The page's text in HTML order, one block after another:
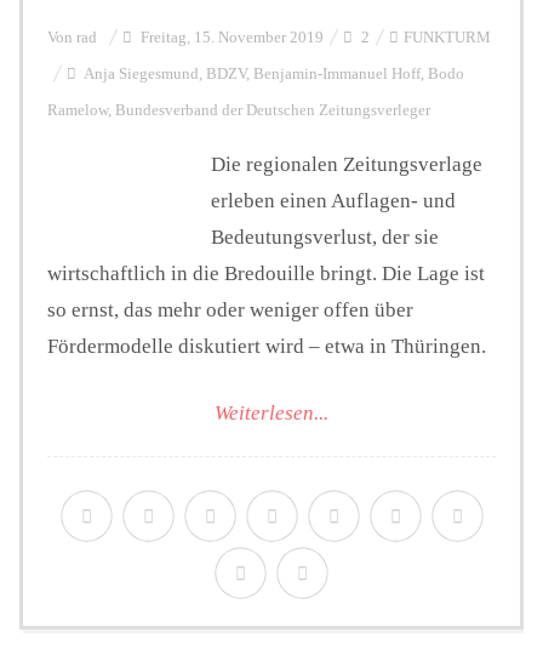
Von rad Freitag, 15. November 2019 2 FUNKTURM
Anja Siegesmund , BDZV, Benjamin-Immanuel Hoff, Bodo
Ramelow, Bundesverband der Deutschen Zeitungsverleger
Die regionalen Zeitungsverlage
erleben einen Auflagen- und
Bedeutungsverlust, der sie
wirtschaftlich in die Bredouille bringt. Die Lage ist
so ernst, das mehr oder weniger offen über
Fördermodelle diskutiert wird – etwa in Thüringen.
Weiterlesen...